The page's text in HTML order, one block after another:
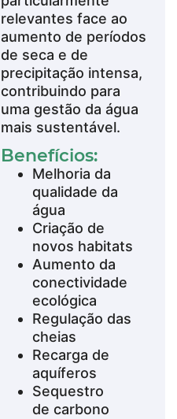
relevantes face ao
aumento de períodos
de seca e de
precipitação intensa,
contribuindo para
uma gestão da água
mais sustentável.
Benefícios:
Melhoria da
qualidade da
água
Criação de
novos habitats
Aumento da
conectividade
ecológica
Regulação das
cheias
Recarga de
aquíferos
Sequestro
de carbono